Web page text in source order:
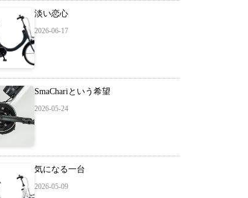
淡い恋心
2026-06-17
SmaChariという希望
2026-05-24
気になる一台
2026-05-09